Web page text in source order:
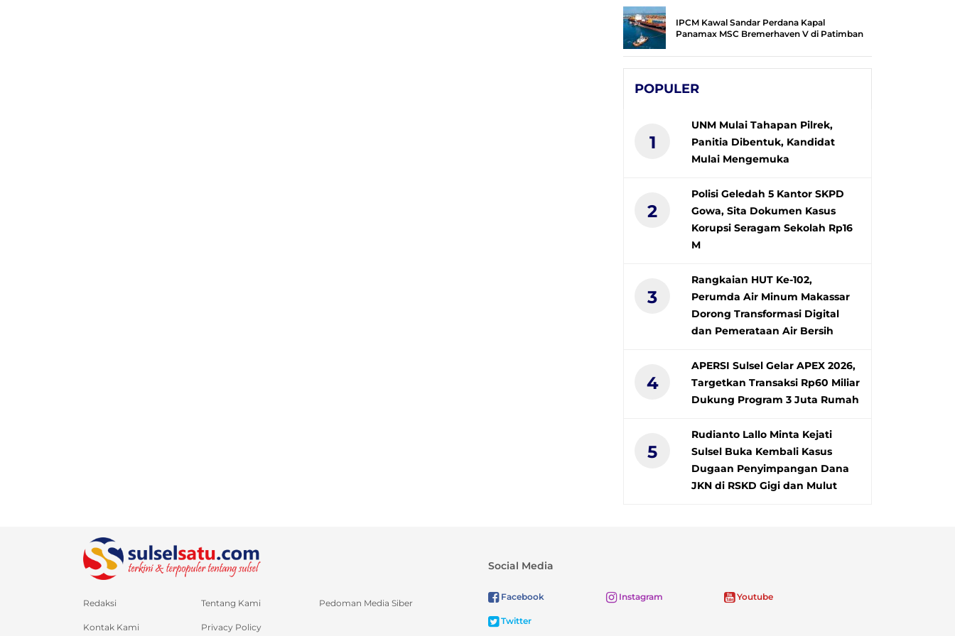
IPCM Kawal Sandar Perdana Kapal
Panamax MSC Bremerhaven V di Patimban
POPULER
1
UNM Mulai Tahapan Pilrek,
Panitia Dibentuk, Kandidat
Mulai Mengemuka
2
Polisi Geledah 5 Kantor SKPD
Gowa, Sita Dokumen Kasus
Korupsi Seragam Sekolah Rp16
M
3
Rangkaian HUT Ke-102,
Perumda Air Minum Makassar
Dorong Transformasi Digital
dan Pemerataan Air Bersih
4
APERSI Sulsel Gelar APEX 2026,
Targetkan Transaksi Rp60 Miliar
Dukung Program 3 Juta Rumah
5
Rudianto Lallo Minta Kejati
Sulsel Buka Kembali Kasus
Dugaan Penyimpangan Dana
JKN di RSKD Gigi dan Mulut
Redaksi Tentang Kami Pedoman Media Siber
Kontak Kami Privacy Policy
Social Media
Facebook Instagram Youtube
Twitter